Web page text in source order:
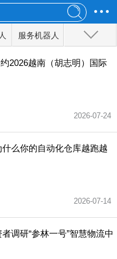
服务机器人
无人地面车辆 无人汽车
2026越南（胡志明）国际
2026-07-24
什么你的自动化仓库越跑越
2026-07-14
调研“参林一号”智慧物流中